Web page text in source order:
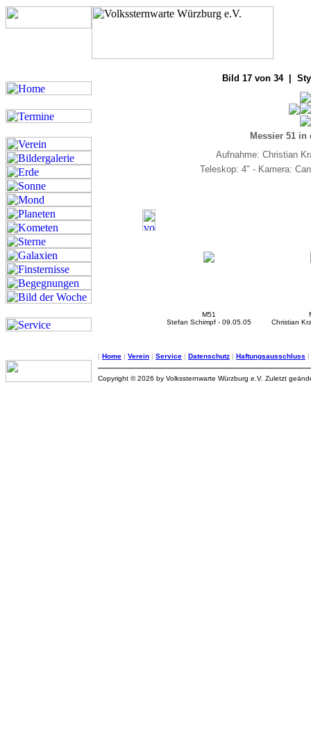
Bild 17 von 34 |
Messier 51 in
Aufnahme: Christian
Teleskop: 4" - Kamera:
M51
Stefan Schimpf - 09.05.05
Christian
| Home | Verein | Service | Datenschutz | Haftungsausschluss |
Copyright © 2026 by Volkssternwarte Würzburg e.V. Zuletzt